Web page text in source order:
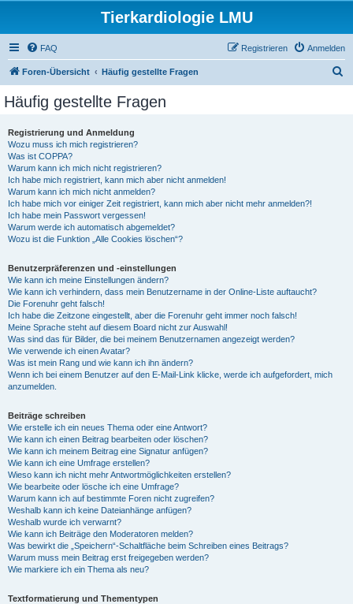
Tierkardiologie LMU
FAQ Anmelden
Registrieren
Foren-Übersicht Häufig gestellte Fragen
Häufig gestellte Fragen
Registrierung und Anmeldung
Wozu muss ich mich registrieren?
Was ist COPPA?
Warum kann ich mich nicht registrieren?
Ich habe mich registriert, kann mich aber nicht anmelden!
Warum kann ich mich nicht anmelden?
Ich habe mich vor einiger Zeit registriert, kann mich aber nicht mehr anmelden?!
Ich habe mein Passwort vergessen!
Warum werde ich automatisch abgemeldet?
Wozu ist die Funktion „Alle Cookies löschen“?
Benutzerpräferenzen und -einstellungen
Wie kann ich meine Einstellungen ändern?
Wie kann ich verhindern, dass mein Benutzername in der Online-Liste auftaucht?
Die Forenuhr geht falsch!
Ich habe die Zeitzone eingestellt, aber die Forenuhr geht immer noch falsch!
Meine Sprache steht auf diesem Board nicht zur Auswahl!
Was sind das für Bilder, die bei meinem Benutzernamen angezeigt werden?
Wie verwende ich einen Avatar?
Was ist mein Rang und wie kann ich ihn ändern?
Wenn ich bei einem Benutzer auf den E-Mail-Link klicke, werde ich aufgefordert, mich
anzumelden.
Beiträge schreiben
Wie erstelle ich ein neues Thema oder eine Antwort?
Wie kann ich einen Beitrag bearbeiten oder löschen?
Wie kann ich meinem Beitrag eine Signatur anfügen?
Wie kann ich eine Umfrage erstellen?
Wieso kann ich nicht mehr Antwortmöglichkeiten erstellen?
Wie bearbeite oder lösche ich eine Umfrage?
Warum kann ich auf bestimmte Foren nicht zugreifen?
Weshalb kann ich keine Dateianhänge anfügen?
Weshalb wurde ich verwarnt?
Wie kann ich Beiträge den Moderatoren melden?
Was bewirkt die „Speichern“-Schaltfläche beim Schreiben eines Beitrags?
Warum muss mein Beitrag erst freigegeben werden?
Wie markiere ich ein Thema als neu?
Textformatierung und Thementypen